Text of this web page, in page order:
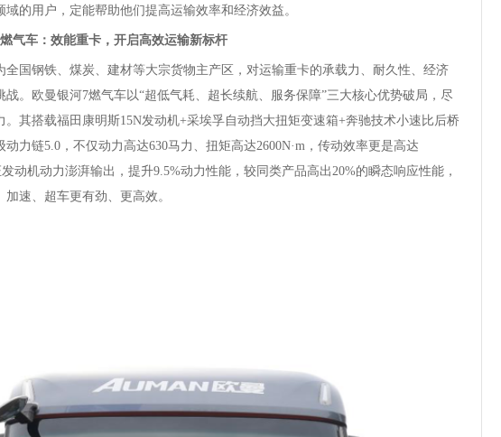
域的用户，定能帮助他们提高运输效率和经济效益。
气车：效能重卡，开启高效运输新标杆
全国钢铁、煤炭、建材等大宗货物主产区，对运输重卡的承载力、耐久性、经济
战。欧曼银河7燃气车以“超低气耗、超长续航、服务保障”三大核心优势破局，尽
。其搭载福田康明斯15N发动机+采埃孚自动挡大扭矩变速箱+奔驰技术小速比后桥
动力链5.0，不仅动力高达630马力、扭矩高达2600N·m，传动效率更是高达
动机动力澎湃输出，提升9.5%动力性能，较同类产品高出20%的瞬态响应性能，
速、超车更有劲、更高效。